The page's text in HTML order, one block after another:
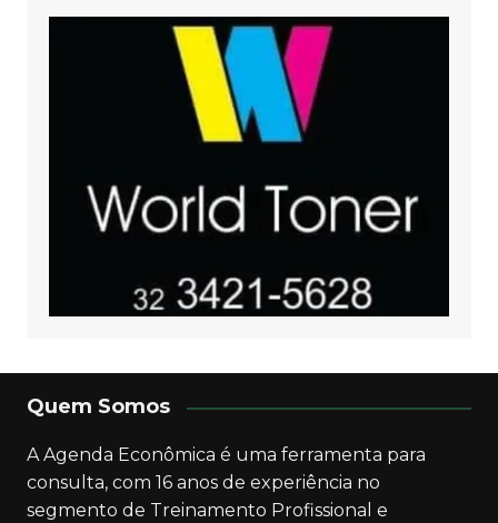
Quem Somos
A Agenda Econômica é uma ferramenta para
consulta, com 16 anos de experiência no
segmento de Treinamento Profissional e